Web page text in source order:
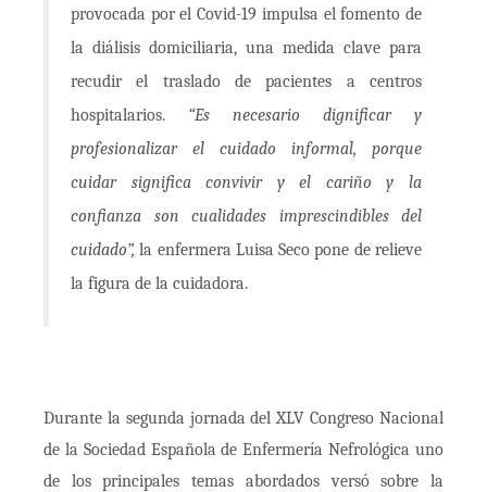
provocada por el Covid-19 impulsa el fomento de
la diálisis domiciliaria, una medida clave para
recudir el traslado de pacientes a centros
hospitalarios. “Es necesario dignificar y
profesionalizar el cuidado informal, porque
cuidar significa convivir y el cariño y la
confianza son cualidades imprescindibles del
cuidado”, la enfermera Luisa Seco pone de relieve
la figura de la cuidadora.
Durante la segunda jornada del XLV Congreso Nacional
de la Sociedad Española de Enfermería Nefrológica uno
de los principales temas abordados versó sobre la